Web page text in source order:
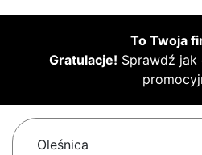
To Twoja
Gratulacje! Sprawdź jak
Oleśnica